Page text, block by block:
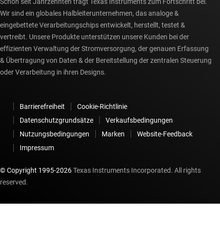
Wir sind ein globales Halbleiterunternehmen, das analoge &
eingebettete Verarbeitungschips entwickelt, herstellt, testet &
vertreibt. Unsere Produkte unterstützen unsere Kunden bei der
effizienten Verwaltung der Stromversorgung, der genauen Erfassung
& Übertragung von Daten & der Bereitstellung der zentralen Steuerung
oder Verarbeitung in ihren Designs.
Barrierefreiheit
Cookie-Richtlinie
Datenschutzgrundsätze
Verkaufsbedingungen
Nutzungsbedingungen
Marken
Website-Feedback
Impressum
© Copyright 1995-2026Texas Instruments Incorporated. All rights
reserved.